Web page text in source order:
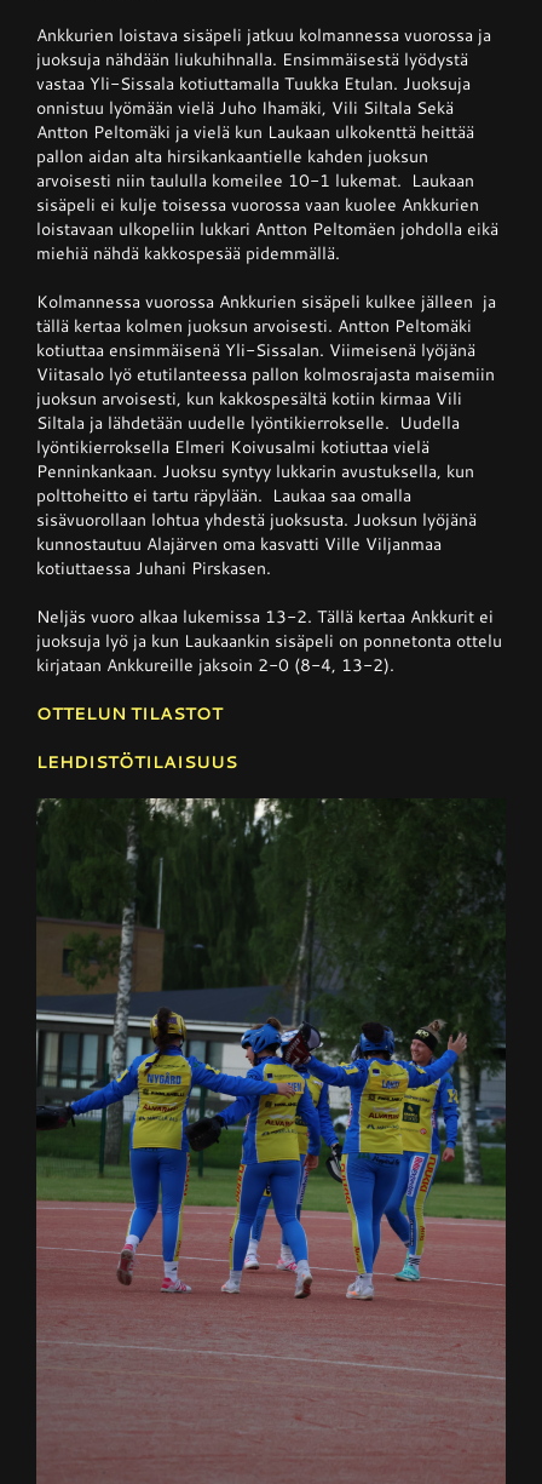
Ankkurien loistava sisäpeli jatkuu kolmannessa vuorossa ja
juoksuja nähdään liukuhihnalla. Ensimmäisestä lyödystä
vastaa Yli-Sissala kotiuttamalla Tuukka Etulan. Juoksuja
onnistuu lyömään vielä Juho Ihamäki, Vili Siltala Sekä
Antton Peltomäki ja vielä kun Laukaan ulkokenttä heittää
pallon aidan alta hirsikankaantielle kahden juoksun
arvoisesti niin taululla komeilee 10-1 lukemat. Laukaan
sisäpeli ei kulje toisessa vuorossa vaan kuolee Ankkurien
loistavaan ulkopeliin lukkari Antton Peltomäen johdolla eikä
miehiä nähdä kakkospesää pidemmällä.
Kolmannessa vuorossa Ankkurien sisäpeli kulkee jälleen ja
tällä kertaa kolmen juoksun arvoisesti. Antton Peltomäki
kotiuttaa ensimmäisenä Yli-Sissalan. Viimeisenä lyöjänä
Viitasalo lyö etutilanteessa pallon kolmosrajasta maisemiin
juoksun arvoisesti, kun kakkospesältä kotiin kirmaa Vili
Siltala ja lähdetään uudelle lyöntikierrokselle. Uudella
lyöntikierroksella Elmeri Koivusalmi kotiuttaa vielä
Penninkankaan. Juoksu syntyy lukkarin avustuksella, kun
polttoheitto ei tartu räpylään. Laukaa saa omalla
sisävuorollaan lohtua yhdestä juoksusta. Juoksun lyöjänä
kunnostautuu Alajärven oma kasvatti Ville Viljanmaa
kotiuttaessa Juhani Pirskasen.
Neljäs vuoro alkaa lukemissa 13-2. Tällä kertaa Ankkurit ei
juoksuja lyö ja kun Laukaankin sisäpeli on ponnetonta ottelu
kirjataan Ankkureille jaksoin 2-0 (8-4, 13-2).
OTTELUN TILASTOT
LEHDISTÖTILAISUUS